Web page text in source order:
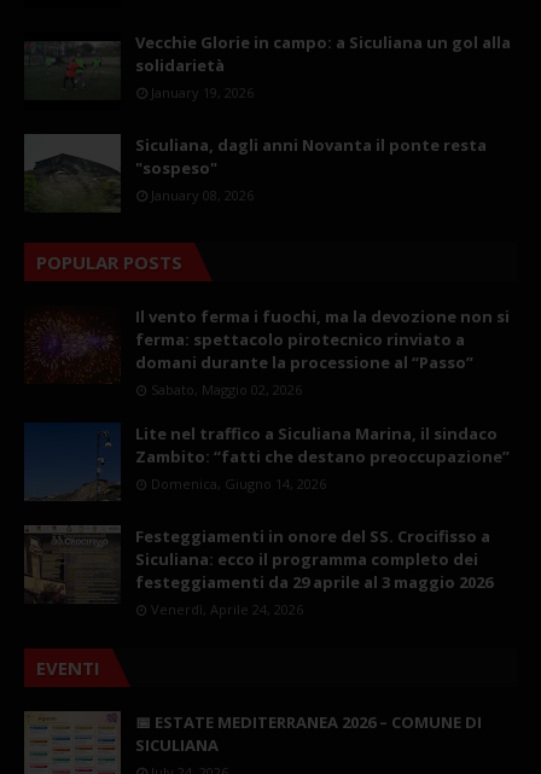
Vecchie Glorie in campo: a Siculiana un gol alla
solidarietà
January 19, 2026
Siculiana, dagli anni Novanta il ponte resta
"sospeso"
January 08, 2026
POPULAR POSTS
Il vento ferma i fuochi, ma la devozione non si
ferma: spettacolo pirotecnico rinviato a
domani durante la processione al “Passo”
Sabato, Maggio 02, 2026
Lite nel traffico a Siculiana Marina, il sindaco
Zambito: “fatti che destano preoccupazione”
Domenica, Giugno 14, 2026
Festeggiamenti in onore del SS. Crocifisso a
Siculiana: ecco il programma completo dei
festeggiamenti da 29 aprile al 3 maggio 2026
Venerdì, Aprile 24, 2026
EVENTI
📅 ESTATE MEDITERRANEA 2026 – COMUNE DI
SICULIANA